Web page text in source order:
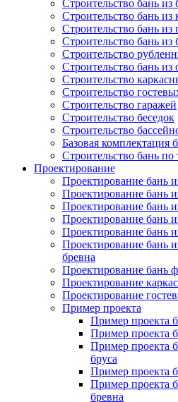
Строительство бань из
Строительство бань из
Строительство бань
Строительство бань из
Строительство
Строительство бань
Строительство
Строительство
Строительство гаражей
Строительство беседок
Строительство
Базовая комплектация
Строительство бань
Проектирование
Проектирование бань
Проектирование бань
Проектирование бань
Проектирование бань
Проектирование бань
Проектирование бань
бревна
Проектирование бань
Проектирование
Проектирование
Пример проекта
Пример проекта
Пример проекта
Пример проекта
бруса
Пример проекта
Пример проекта
бревна